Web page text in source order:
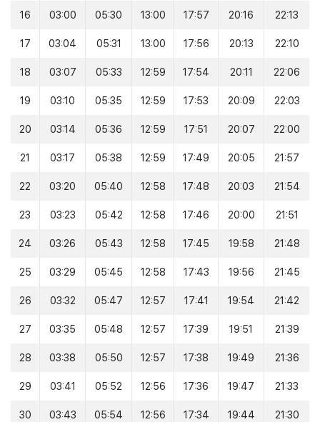
16 03:00 05:30 13:00 17:57 20:16 22:13
17 03:04 05:31 13:00 17:56 20:13 22:10
18 03:07 05:33 12:59 17:54 20:11 22:06
19 03:10 05:35 12:59 17:53 20:09 22:03
20 03:14 05:36 12:59 17:51 20:07 22:00
21 03:17 05:38 12:59 17:49 20:05 21:57
22 03:20 05:40 12:58 17:48 20:03 21:54
23 03:23 05:42 12:58 17:46 20:00 21:51
24 03:26 05:43 12:58 17:45 19:58 21:48
25 03:29 05:45 12:58 17:43 19:56 21:45
26 03:32 05:47 12:57 17:41 19:54 21:42
27 03:35 05:48 12:57 17:39 19:51 21:39
28 03:38 05:50 12:57 17:38 19:49 21:36
29 03:41 05:52 12:56 17:36 19:47 21:33
30 03:43 05:54 12:56 17:34 19:44 21:30